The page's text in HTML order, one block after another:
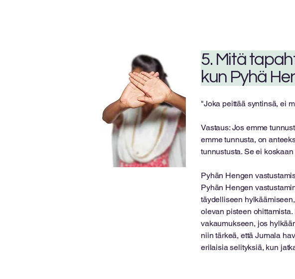
5. Mitä
kun Pyhä
"Joka peittää syntinsä, ei
Vastaus: Jos emme
emme tunnusta, on
tunnustusta. Se ei
Pyhän Hengen
Pyhän Hengen
täydelliseen
olevan pisteen
vakaumukseen, jos
niin tärkeä, että Jumala
erilaisia ​​selityksiä, kun